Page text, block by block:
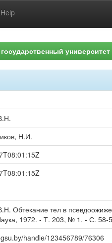
Help
Н.И.
Обтекание тел в
1972. - Т. 203, № 1. - С. 58-
handle/123456789/76306